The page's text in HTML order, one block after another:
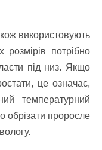
використовують
розмірів потрібно
під низ. Якщо
це означає,
температурний
обрізати проросле